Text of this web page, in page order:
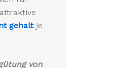
gehaltje
von